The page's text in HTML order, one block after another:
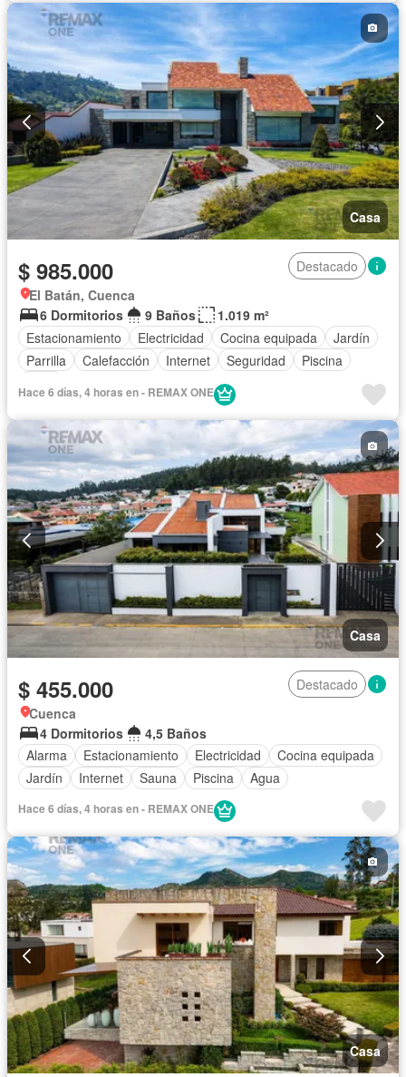
Casa
$ 985.000
Destacado
El Batán, Cuenca
6 Dormitorios
9 Baños
1.019 m²
Estacionamiento
Electricidad Cocina equipada
Jardín
Parrilla
Calefacción Internet Seguridad
Piscina
Hace 6 días, 4 horas en - REMAX ONE
Casa
$ 455.000
Destacado
Cuenca
4 Dormitorios
4,5 Baños
Alarma
Estacionamiento Electricidad
Cocina equipada
Jardín
Internet Sauna Piscina Agua
Hace 6 días, 4 horas en - REMAX ONE
Casa